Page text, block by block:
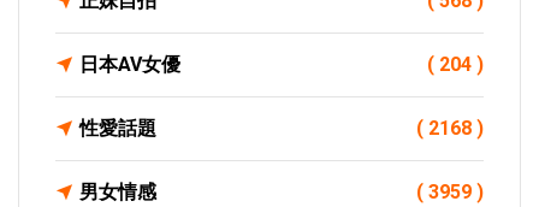
日本AV女優 ( 204 )
性愛話題 ( 2168 )
男女情感 ( 3959 )